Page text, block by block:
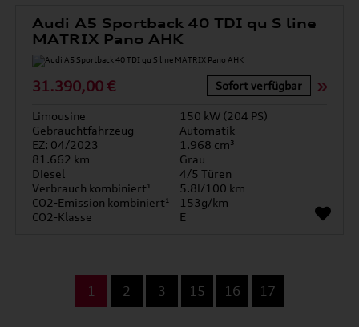
Audi A5 Sportback 40 TDI qu S line
MATRIX Pano AHK
31.390,00 € Sofort verfügbar
Limousine
150 kW (204 PS)
Gebrauchtfahrzeug
Automatik
EZ: 04/2023
1.968 cm³
81.662 km
Grau
Diesel
4/5 Türen
Verbrauch kombiniert¹
5.8l/100 km
CO2-Emission kombiniert¹
153g/km
CO2-Klasse
E
1 2 3 15 16 17